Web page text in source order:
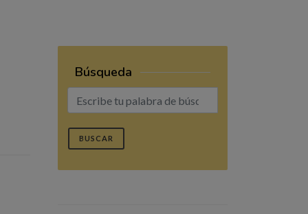
Búsqueda
BUSCAR